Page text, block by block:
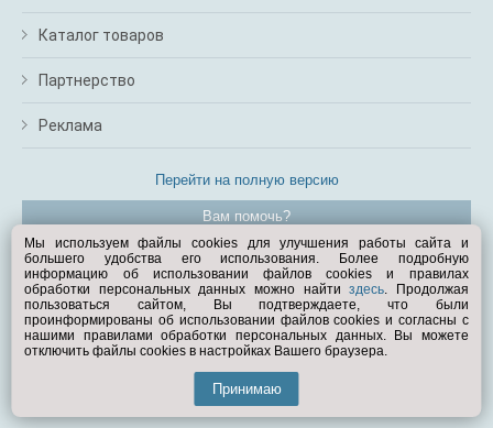
Каталог товаров
Партнерство
Реклама
Перейти на полную версию
Вам помочь?
© Exist.ru 1998—2026
Мы используем файлы cookies для улучшения работы сайта и
большего удобства его использования. Более подробную
информацию об использовании файлов cookies и правилах
обработки персональных данных можно найтиздесь. Продолжая
пользоваться сайтом, Вы подтверждаете, что были
проинформированы об использовании файлов cookies и согласны с
нашими правилами обработки персональных данных. Вы можете
отключить файлы cookies в настройках Вашего браузера.
Принимаю